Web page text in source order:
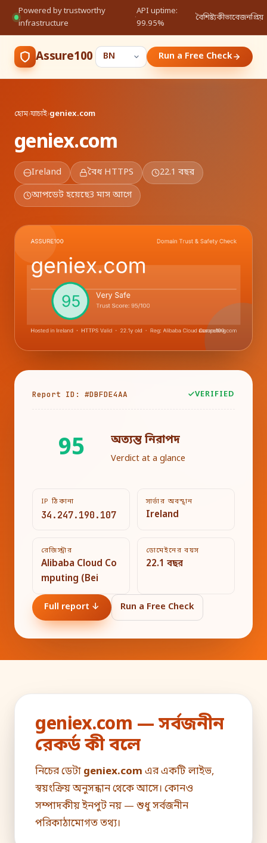
Powered by trustworthy
infrastructure
·
API uptime:
99.95%
বৈশিষ্ট্যকীভাবেজনপ্রিয়
Assure100 Run a Free Check
হোম›যাচাই›geniex.com
geniex.com
Ireland বৈধ HTTPS
22.1 বছর
আপডেট হয়েছে3 মাস আগে
Report ID: #DBFDE4AA VERIFIED
95 অত্যন্ত নিরাপদ
Verdict at a glance
IP ঠিকানা
34.247.190.107
সার্ভার অবস্থান
Ireland
রেজিস্ট্রার
Alibaba Cloud Co
mputing (Bei
ডোমেইনের বয়স
22.1 বছর
Full report ↓ Run a Free Check
geniex.com — সর্বজনীন
রেকর্ড কী বলে
নিচের ডেটা geniex.com এর একটি লাইভ,
স্বয়ংক্রিয় অনুসন্ধান থেকে আসে। কোনও
সম্পাদকীয় ইনপুট নয় — শুধু সর্বজনীন
পরিকাঠামোগত তথ্য।